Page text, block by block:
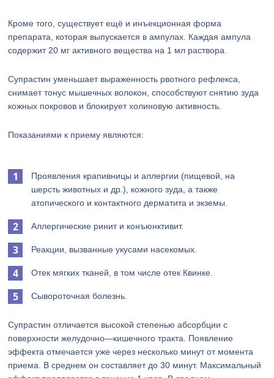
Кроме того, существует ещё и инъекционная форма
препарата, которая выпускается в ампулах. Каждая ампула
содержит 20 мг активного вещества на 1 мл раствора.
Супрастин уменьшает выраженность рвотного рефлекса,
снимает тонус мышечных волокон, способствуют снятию зуда
кожных покровов и блокирует холиновую активность.
Показаниями к приему являются:
Проявления крапивницы и аллергии (пищевой, на
шерсть животных и др.), кожного зуда, а также
атопического и контактного дерматита и экземы.
Аллергические ринит и конъюнктивит.
Реакции, вызванные укусами насекомых.
Отек мягких тканей, в том числе отек Квинке.
Сывороточная болезнь.
Супрастин отличается высокой степенью абсорбции с
поверхности желудочно—кишечного тракта. Появление
эффекта отмечается уже через несколько минут от момента
приема. В среднем он составляет до 30 минут. Максимальный